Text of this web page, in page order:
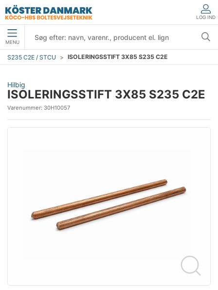
LOG IND
MENU
S235 C2E / STCU ISOLERINGSSTIFT 3X85 S235 C2E
Hilbig
ISOLERINGSSTIFT 3X85 S235 C2E
Varenummer: 30H10057